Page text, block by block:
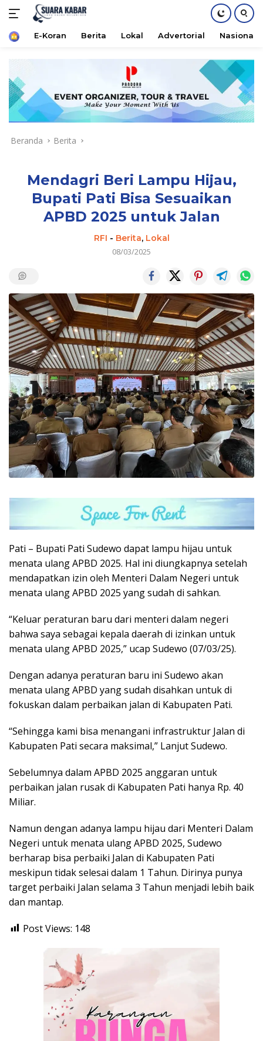
konten
HomeE-Koran Berita Lokal Advertorial Nasional
Beranda Berita
Mendagri Beri Lampu Hijau,
Bupati Pati Bisa Sesuaikan
APBD 2025 untuk Jalan
RFI - Berita, Lokal
08/03/2025
Pati – Bupati Pati Sudewo dapat lampu hijau untuk
menata ulang APBD 2025. Hal ini diungkapnya setelah
mendapatkan izin oleh Menteri Dalam Negeri untuk
menata ulang APBD 2025 yang sudah di sahkan.
“Keluar peraturan baru dari menteri dalam negeri
bahwa saya sebagai kepala daerah di izinkan untuk
menata ulang APBD 2025,” ucap Sudewo (07/03/25).
Dengan adanya peraturan baru ini Sudewo akan
menata ulang APBD yang sudah disahkan untuk di
fokuskan dalam perbaikan jalan di Kabupaten Pati.
“Sehingga kami bisa menangani infrastruktur Jalan di
Kabupaten Pati secara maksimal,” Lanjut Sudewo.
Sebelumnya dalam APBD 2025 anggaran untuk
perbaikan jalan rusak di Kabupaten Pati hanya Rp. 40
Miliar.
Namun dengan adanya lampu hijau dari Menteri Dalam
Negeri untuk menata ulang APBD 2025, Sudewo
berharap bisa perbaiki Jalan di Kabupaten Pati
meskipun tidak selesai dalam 1 Tahun. Dirinya punya
target perbaiki Jalan selama 3 Tahun menjadi lebih baik
dan mantap.
Post Views: 148